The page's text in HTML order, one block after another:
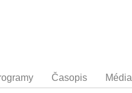
Časopis Média